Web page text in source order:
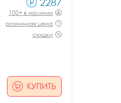
100+ в наличии
розничная цена
скидки
КУПИТЬ